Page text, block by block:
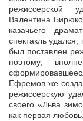
режиссерской
Валентина
казачьего
спектакль
был поставлен
поэтому,
Ефремов же
режиссерскую
своего «Льва
как первая